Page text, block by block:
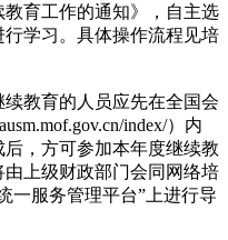
育工作的通知》，自主选
学习。具体操作流程见培
教育的人员应先在全国会
index/）内
，方可参加本年度继续教
上级财政部门会同网络培
一服务管理平台”上进行导